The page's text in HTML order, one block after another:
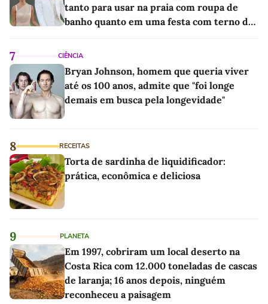
tanto para usar na praia com roupa de
banho quanto em uma festa com terno de
7 CIÊNCIA
Bryan Johnson, homem que queria viver
até os 100 anos, admite que "foi longe
demais em busca pela longevidade"
8 RECEITAS
Torta de sardinha de liquidificador:
prática, econômica e deliciosa
9 PLANETA
Em 1997, cobriram um local deserto na
Costa Rica com 12.000 toneladas de cascas
de laranja; 16 anos depois, ninguém
reconheceu a paisagem